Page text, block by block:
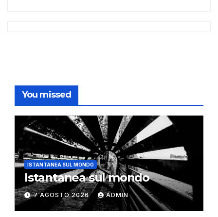
You missed
ISTANTANEA SUL MONDO
Istantanea sul mondo
7 AGOSTO 2026 ADMIN